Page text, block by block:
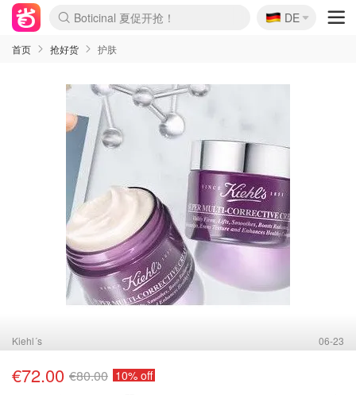
Boticinal 夏促开抢！
4折！lulu周四疯狂上新
还没结束！&OtherStories大促
Joybuy变相75折 随时失效
速领！Stanley独家85折
疑似霸哥！Camper额外叠85折
Zalando 奥莱闪促！每日更新
Moncler反季囤！5折起+叠9折
Coach Brooklyn仅€192
🇩🇪
DE
首页 抢好货 护肤
Kiehl´s 06-23
€72.00 €80.00 10% off